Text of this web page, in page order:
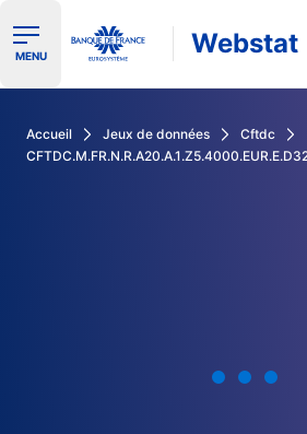
Ouvrir le menu de navigation
MENU Webstat
Accueil Jeux de données
Cftdc